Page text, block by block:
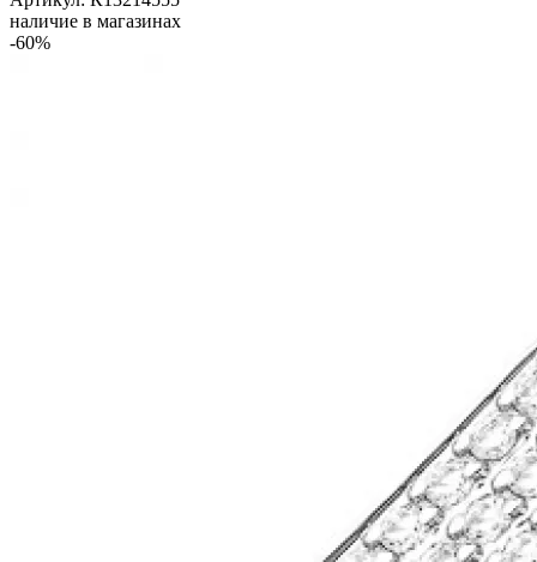
наличие в магазинах
-60%